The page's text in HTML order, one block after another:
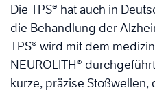
Die TPS® hat auch in
die Behandlung der
TPS® wird mit dem
NEUROLITH®
kurze, präzise Stoßwellen,